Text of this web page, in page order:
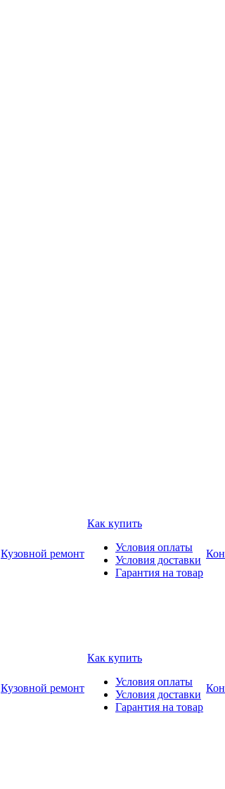
Кузовной ремонт
Как купить
Условия оплаты
Условия доставки
Гарантия на товар
Кузовной ремонт
Как купить
Условия оплаты
Условия доставки
Гарантия на товар